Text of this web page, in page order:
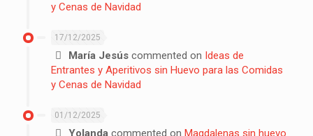
y Cenas de Navidad
17/12/2025
María Jesús commented on Ideas de
Entrantes y Aperitivos sin Huevo para las Comidas
y Cenas de Navidad
01/12/2025
Yolanda commented on Magdalenas sin huevo